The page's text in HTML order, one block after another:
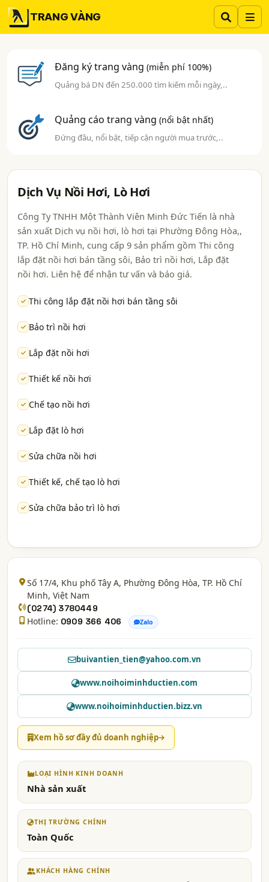
TRANG VÀNG
Đăng ký trang vàng(miễn phí 100%)
Quảng bá DN đến 250.000 tìm kiếm mỗi ngày,..
Quảng cáo trang vàng(nổi bật nhất)
Đứng đầu, nổi bật, tiếp cận người mua trước,..
Dịch Vụ Nồi Hơi, Lò Hơi
Công Ty TNHH Một Thành Viên Minh Đức Tiến là nhà
sản xuất Dịch vụ nồi hơi, lò hơi tại Phường Đông Hòa,,
TP. Hồ Chí Minh, cung cấp 9 sản phẩm gồm Thi công
lắp đặt nồi hơi bán tầng sôi, Bảo trì nồi hơi, Lắp đặt
nồi hơi. Liên hệ để nhận tư vấn và báo giá.
Thi công lắp đặt nồi hơi bán tầng sôi
Bảo trì nồi hơi
Lắp đặt nồi hơi
Thiết kế nồi hơi
Chế tạo nồi hơi
Lắp đặt lò hơi
Sửa chữa nồi hơi
Thiết kế, chế tạo lò hơi
Sửa chữa bảo trì lò hơi
Số 17/4, Khu phố Tây A, Phường Đông Hòa, TP. Hồ Chí
Minh, Việt Nam
(0274) 3780449
Hotline: 0909 366 406 Zalo
buivantien_tien@yahoo.com.vn
www.noihoiminhductien.com
www.noihoiminhductien.bizz.vn
Xem hồ sơ đầy đủ doanh nghiệp
LOẠI HÌNH KINH DOANH
Nhà sản xuất
THỊ TRƯỜNG CHÍNH
Toàn Quốc
KHÁCH HÀNG CHÍNH